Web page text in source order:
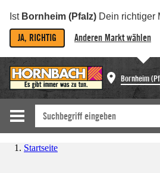
Ist Bornheim (Pfalz) Dein richtiger
JA, RICHTIG Anderen Markt wählen
Bornheim
Startseite